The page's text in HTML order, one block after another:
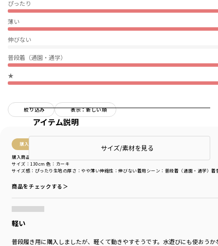
ぴったり
薄い
伸びない
普段着（通園・通学）
★
絞り込み 表示：新しい順
購入商品
購入商品
サイズ感 ：ぴったり 生地の厚さ ：やや薄い伸縮性 ：伸びない着用シーン ：普段着（通園・通学）着
サイズ：130cm 色：カーキ
商品をチェックする＞
軽い
普段履き用に購入しましたが、軽くて動きやすそうです。水遊びにも使おうか
アイテム説明
サイズ/素材を見る